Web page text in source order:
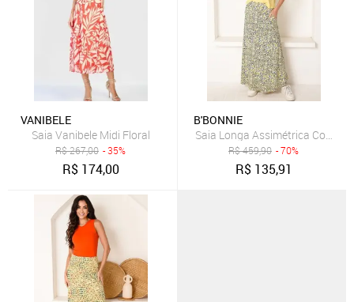
VANIBELE
Saia Vanibele Midi Floral
R$267,00 - 35%
R$ 174,00
B'BONNIE
Saia Longa Assimétrica Com
R$459,90 - 70%
R$ 135,91